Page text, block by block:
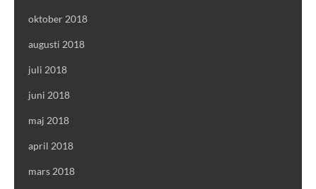
oktober 2018
augusti 2018
juli 2018
juni 2018
maj 2018
april 2018
mars 2018